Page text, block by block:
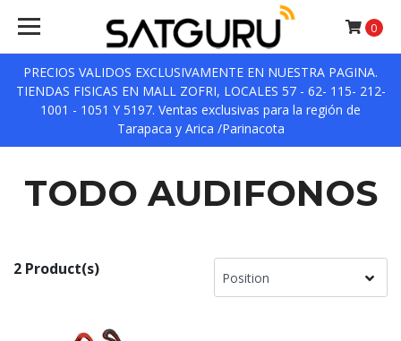
PRECIOS VALIDOS EXCLUSIVAMENTE EN NUESTRA PAGINA.
TIENDAS FISICAS EN MALL ZOFRI, LOCALES 57 - 62- 115- 212-
1001 - 1051 Y 5197. Ventas exclusivas para la región de
Tarapaca y Arica /Parinacota
0
TODO AUDIFONOS
2 Product(s)